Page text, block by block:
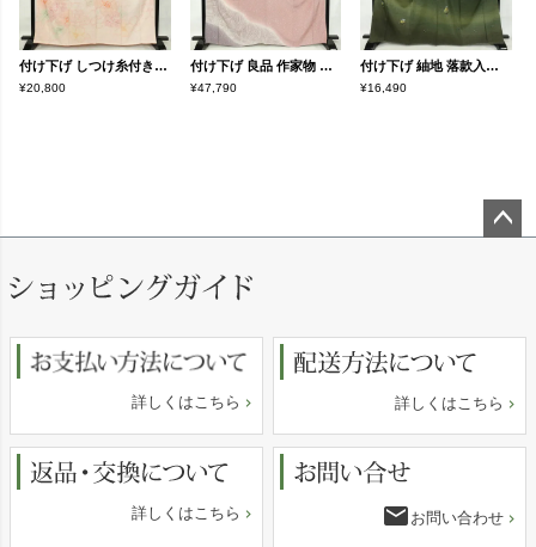
付け下げ しつけ糸付き 絞り 正絹 花柄 袷仕立て 身丈163.5cm 裄丈66cm ピンク
¥20,800
付け下げ 良品 作家物 落款入り 一つ紋付き 正絹 幾何学柄・抽象柄 袷仕立て 身丈165.5cm 裄丈67.5cm フォーマル 着物 ピンク
¥47,790
付け下げ 紬地 落款入り しつけ糸付き 正絹 その他の柄 袷仕立て 身丈166cm 裄丈70cm 箔 緑・うぐいす色
¥16,490
詳しくはこちら 詳しくはこちら
詳しくはこちら email お問い合わせ